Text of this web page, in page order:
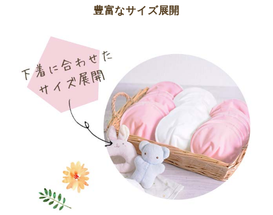
豊富なサイズ展開